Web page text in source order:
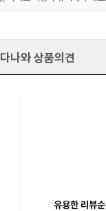
다나와 상품의견
유용한 리뷰순